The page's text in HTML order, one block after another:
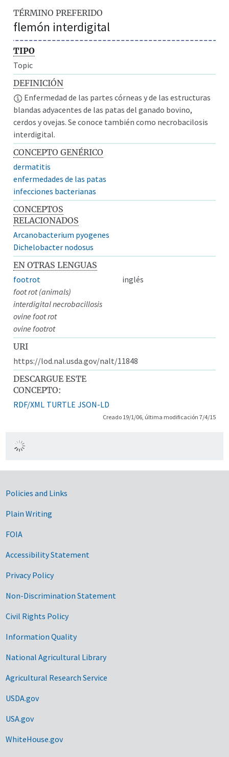
TÉRMINO PREFERIDO
flemón interdigital
TIPO
Topic
DEFINICIÓN
Enfermedad de las partes córneas y de las estructuras
blandas adyacentes de las patas del ganado bovino,
cerdos y ovejas. Se conoce también como necrobacilosis
interdigital.
CONCEPTO GENÉRICO
dermatitis
enfermedades de las patas
infecciones bacterianas
CONCEPTOS
RELACIONADOS
Arcanobacterium pyogenes
Dichelobacter nodosus
EN OTRAS LENGUAS
footrot
inglés
foot rot (animals)
interdigital necrobacillosis
ovine foot rot
ovine footrot
URI
https://lod.nal.usda.gov/nalt/11848
DESCARGUE ESTE
CONCEPTO:
RDF/XML TURTLE JSON-LD
Creado 19/1/06, última modificación 7/4/15
Government Links
Policies and Links
Plain Writing
FOIA
Accessibility Statement
Privacy Policy
Non-Discrimination Statement
Civil Rights Policy
Information Quality
National Agricultural Library
Agricultural Research Service
USDA.gov
USA.gov
WhiteHouse.gov